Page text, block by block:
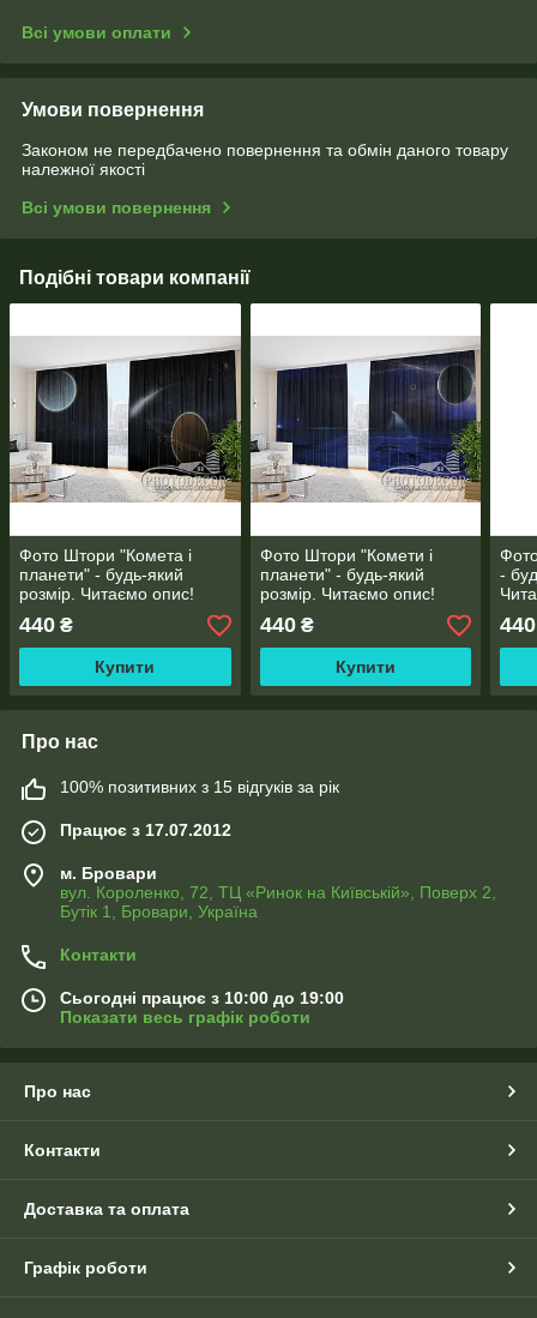
Всі умови оплати
Умови повернення
Законом не передбачено повернення та обмін даного товару
належної якості
Всі умови повернення
Подібні товари компанії
Фото Штори "Комета і
планети" - будь-який
розмір. Читаємо опис!
440 ₴
Купити
Фото Штори "Комети і
планети" - будь-який
розмір. Читаємо опис!
440₴
Купити
-
440
Про нас
100% позитивних з 15 відгуків за рік
Працює з 17.07.2012
м. Бровари
вул. Короленко, 72, ТЦ «Ринок на Київській», Поверх 2,
Бутік 1, Бровари, Україна
Контакти
Сьогодні працює з 10:00 до 19:00
Показати весь графік роботи
Про нас
Контакти
Доставка та оплата
Графік роботи